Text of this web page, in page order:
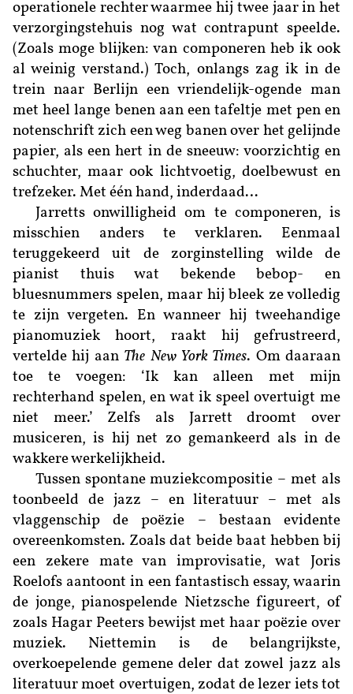
operationele rechter waarmee hij twee jaar in het
verzorgingstehuis nog wat contrapunt speelde.
(Zoals moge blijken: van componeren heb ik ook
al weinig verstand.) Toch, onlangs zag ik in de
trein naar Berlijn een vriendelijk-ogende man
met heel lange benen aan een tafeltje met pen en
notenschrift zich een weg banen over het gelijnde
papier, als een hert in de sneeuw: voorzichtig en
schuchter, maar ook lichtvoetig, doelbewust en
trefzeker. Met één hand, inderdaad…
Jarretts onwilligheid om te componeren, is
misschien anders te verklaren. Eenmaal
teruggekeerd uit de zorginstelling wilde de
pianist thuis wat bekende bebop- en
bluesnummers spelen, maar hij bleek ze volledig
te zijn vergeten. En wanneer hij tweehandige
pianomuziek hoort, raakt hij gefrustreerd,
vertelde hij aan The New York Times. Om daaraan
toe te voegen: ‘Ik kan alleen met mijn
rechterhand spelen, en wat ik speel overtuigt me
niet meer.’ Zelfs als Jarrett droomt over
musiceren, is hij net zo gemankeerd als in de
wakkere werkelijkheid.
Tussen spontane muziekcompositie – met als
toonbeeld de jazz – en literatuur – met als
vlaggenschip de poëzie – bestaan evidente
overeenkomsten. Zoals dat beide baat hebben bij
een zekere mate van improvisatie, wat Joris
Roelofs aantoont in een fantastisch essay, waarin
de jonge, pianospelende ­Nietzsche ­figureert, of
zoals Hagar Peeters bewijst met haar poëzie over
muziek. Niettemin is de belangrijkste,
overkoepelende gemene deler dat zowel jazz als
literatuur moet overtuigen, zodat de lezer iets tot